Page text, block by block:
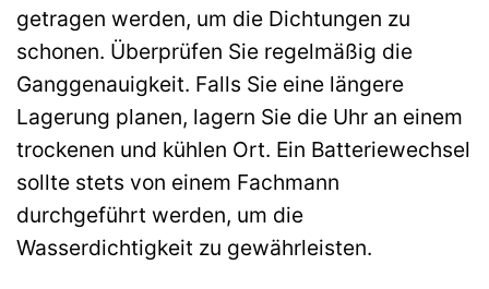
getragen werden, um die Dichtungen zu
schonen. Überprüfen Sie regelmäßig die
Ganggenauigkeit. Falls Sie eine längere
Lagerung planen, lagern Sie die Uhr an einem
trockenen und kühlen Ort. Ein Batteriewechsel
sollte stets von einem Fachmann
durchgeführt werden, um die
Wasserdichtigkeit zu gewährleisten.